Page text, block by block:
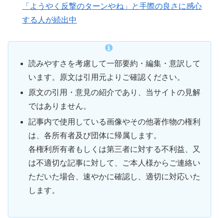
「ようやく反撃のターンやね」と手際の良さに感心
する人が続出中
読みやすさを考慮して一部要約・編集・意訳して
います。原文は引用元よりご確認ください。
原文の引用・意見の紹介であり、当サイトの見解
ではありません。
記事内で使用している画像やその他著作物の権利
は、各所有者及び団体に帰属します。
各権利所有者もしくは第三者に対する不利益、又
は不適切な記事に対して、ご本人様からご連絡い
ただいた場合、速やかに確認し、適切に対応いた
します。